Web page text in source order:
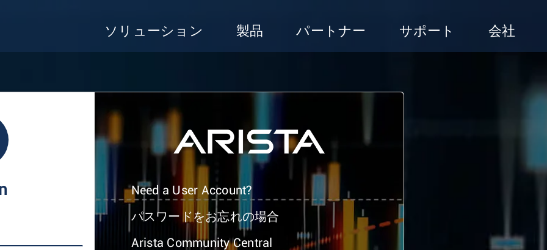
ソリューション 製品 パートナー サポート 会社
Need a User Account?
パスワードをお忘れの場合
Arista Community Central